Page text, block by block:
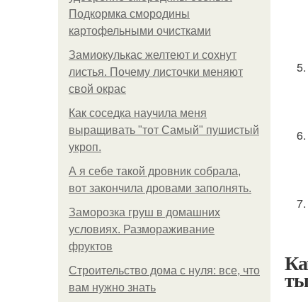
Подкормка смородины
картофельными очистками
Замиокулькас желтеют и сохнут
листья. Почему листочки меняют
свой окрас
Как соседка научила меня
выращивать "тот Самый" пушистый
укроп.
А я себе такой дровник собрала,
вот закончила дровами заполнять.
Заморозка груш в домашних
условиях. Размораживание
фруктов
Строительство дома с нуля: все, что
вам нужно знать